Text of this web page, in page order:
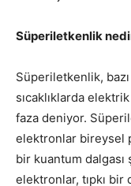
Süperiletkenlik
Süperiletkenlik,
sıcaklıklarda
faza deniyor.
elektronlar bireysel
bir kuantum
elektronlar, tıpkı